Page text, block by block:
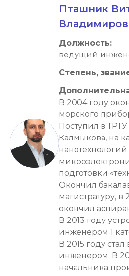
Пташник
Должность:
ведущий
Степень,
В 2004 году
морского
Поступил в
Калмыкова, на
нанотехнологий
подготовки
Окончил
магистратуру, в
окончил
В 2013 году
инженером 1
В 2015 году
инженером. В
начальника